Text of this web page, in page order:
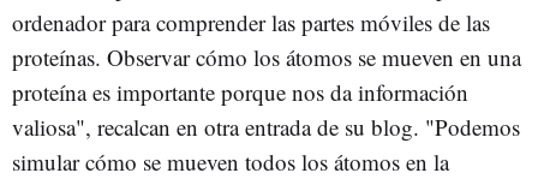
ordenador para comprender las partes móviles de las
proteínas. Observar cómo los átomos se mueven en una
proteína es importante porque nos da información
valiosa", recalcan en otra entrada de su blog. "Podemos
simular cómo se mueven todos los átomos en la